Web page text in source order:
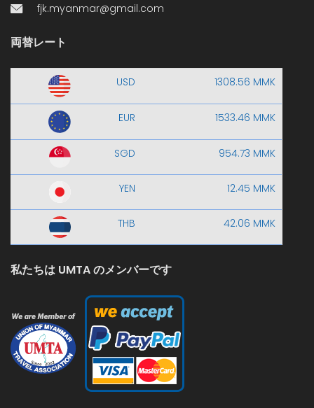
fjk.myanmar@gmail.com
両替レート
USD 1308.56 MMK
EUR 1533.46 MMK
SGD 954.73 MMK
YEN 12.45 MMK
THB 42.06 MMK
私たちは UMTA のメンバーです